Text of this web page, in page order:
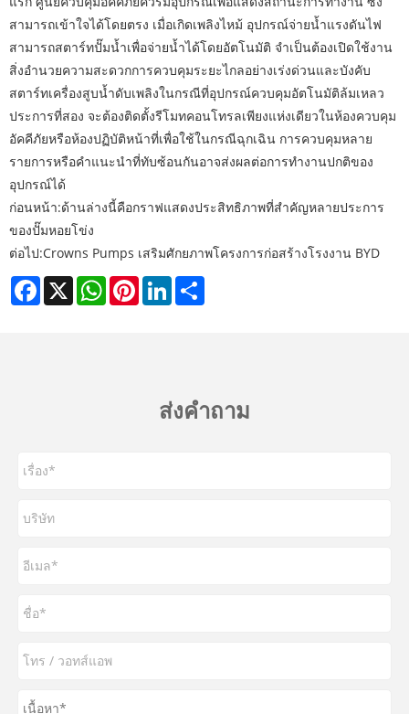
สามารถเข้าใจได้โดยตรง เมื่อเกิดเพลิงไหม้ อุปกรณ์จ่ายน้ำแรงดันไฟ
สามารถสตาร์ทปั๊มน้ำเพื่อจ่ายน้ำได้โดยอัตโนมัติ จำเป็นต้องเปิดใช้งาน
สิ่งอำนวยความสะดวกการควบคุมระยะไกลอย่างเร่งด่วนและบังคับ
สตาร์ทเครื่องสูบน้ำดับเพลิงในกรณีที่อุปกรณ์ควบคุมอัตโนมัติล้มเหลว
ประการที่สอง จะต้องติดตั้งรีโมทคอนโทรลเพียงแห่งเดียวในห้องควบคุม
อัคคีภัยหรือห้องปฏิบัติหน้าที่เพื่อใช้ในกรณีฉุกเฉิน การควบคุมหลาย
รายการหรือคำแนะนำที่ทับซ้อนกันอาจส่งผลต่อการทำงานปกติของ
อุปกรณ์ได้
ก่อนหน้า:ด้านล่างนี้คือกราฟแสดงประสิทธิภาพที่สำคัญหลายประการ
ของปั๊มหอยโข่ง
ต่อไป:Crowns Pumps เสริมศักยภาพโครงการก่อสร้างโรงงาน BYD
Facebook
X WhatsAppPinterestLinkedIn
ส่งคำถาม